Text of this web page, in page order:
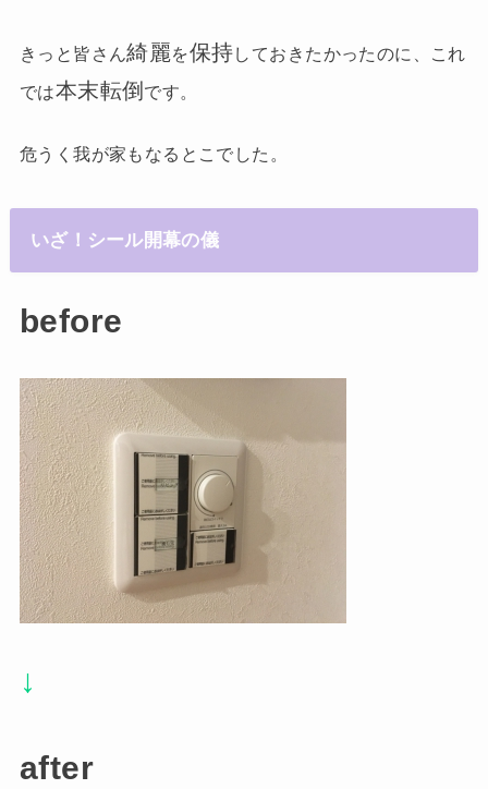
きっと皆さん綺麗を保持しておきたかったのに、これ
では本末転倒です。
危うく我が家もなるとこでした。
いざ！シール開幕の儀
before
↓
after